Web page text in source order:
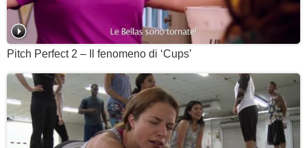
Pitch Perfect 2 – Il fenomeno di ‘Cups’